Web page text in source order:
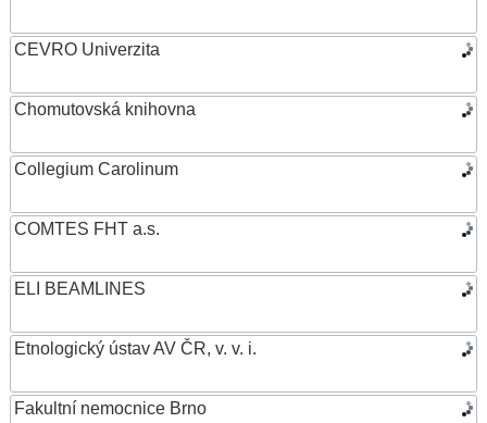
CEVRO Univerzita
Chomutovská knihovna
Collegium Carolinum
COMTES FHT a.s.
ELI BEAMLINES
Etnologický ústav AV ČR, v. v. i.
Fakultní nemocnice Brno